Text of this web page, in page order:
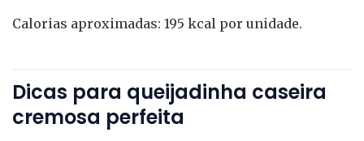
Calorias aproximadas: 195 kcal por unidade.
Dicas para queijadinha caseira
cremosa perfeita